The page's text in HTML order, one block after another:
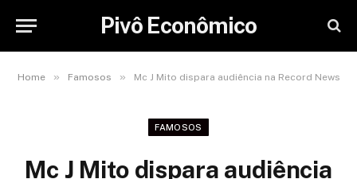
Pivô Econômico
Home » Famosos » Mc J Mito dispara audiência na Record News
FAMOSOS
Mc J Mito dispara audiência